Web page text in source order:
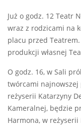
Już o godz. 12 Teatr
wraz z rodzicami
placu przed
produkcji własnej
O godz. 16, w Sali
twórcami najnowszej
reżyserii Katarzyny
Kameralnej, będzie
Harmona, w reżyserii